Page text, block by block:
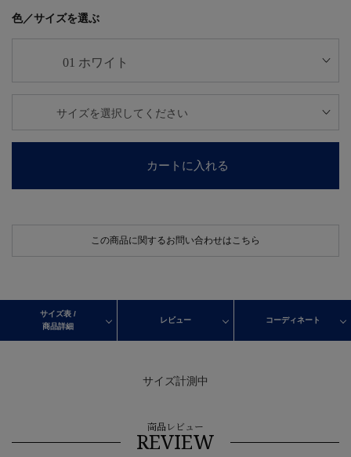
色／サイズを選ぶ
カートに入れる
この商品に関するお問い合わせはこちら
サイズ表 /
商品詳細
レビュー コーディネート
サイズ計測中
商品レビュー
REVIEW